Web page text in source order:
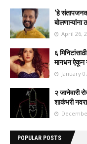
‘हे
April 26,
६
मानधन ऐकून
January
२ जानेवारी
शाकंभरी
POPULAR POSTS